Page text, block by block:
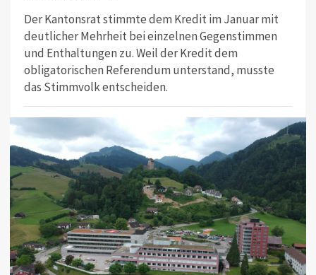
Der Kantonsrat stimmte dem Kredit im Januar mit
deutlicher Mehrheit bei einzelnen Gegenstimmen
und Enthaltungen zu. Weil der Kredit dem
obligatorischen Referendum unterstand, musste
das Stimmvolk entscheiden.